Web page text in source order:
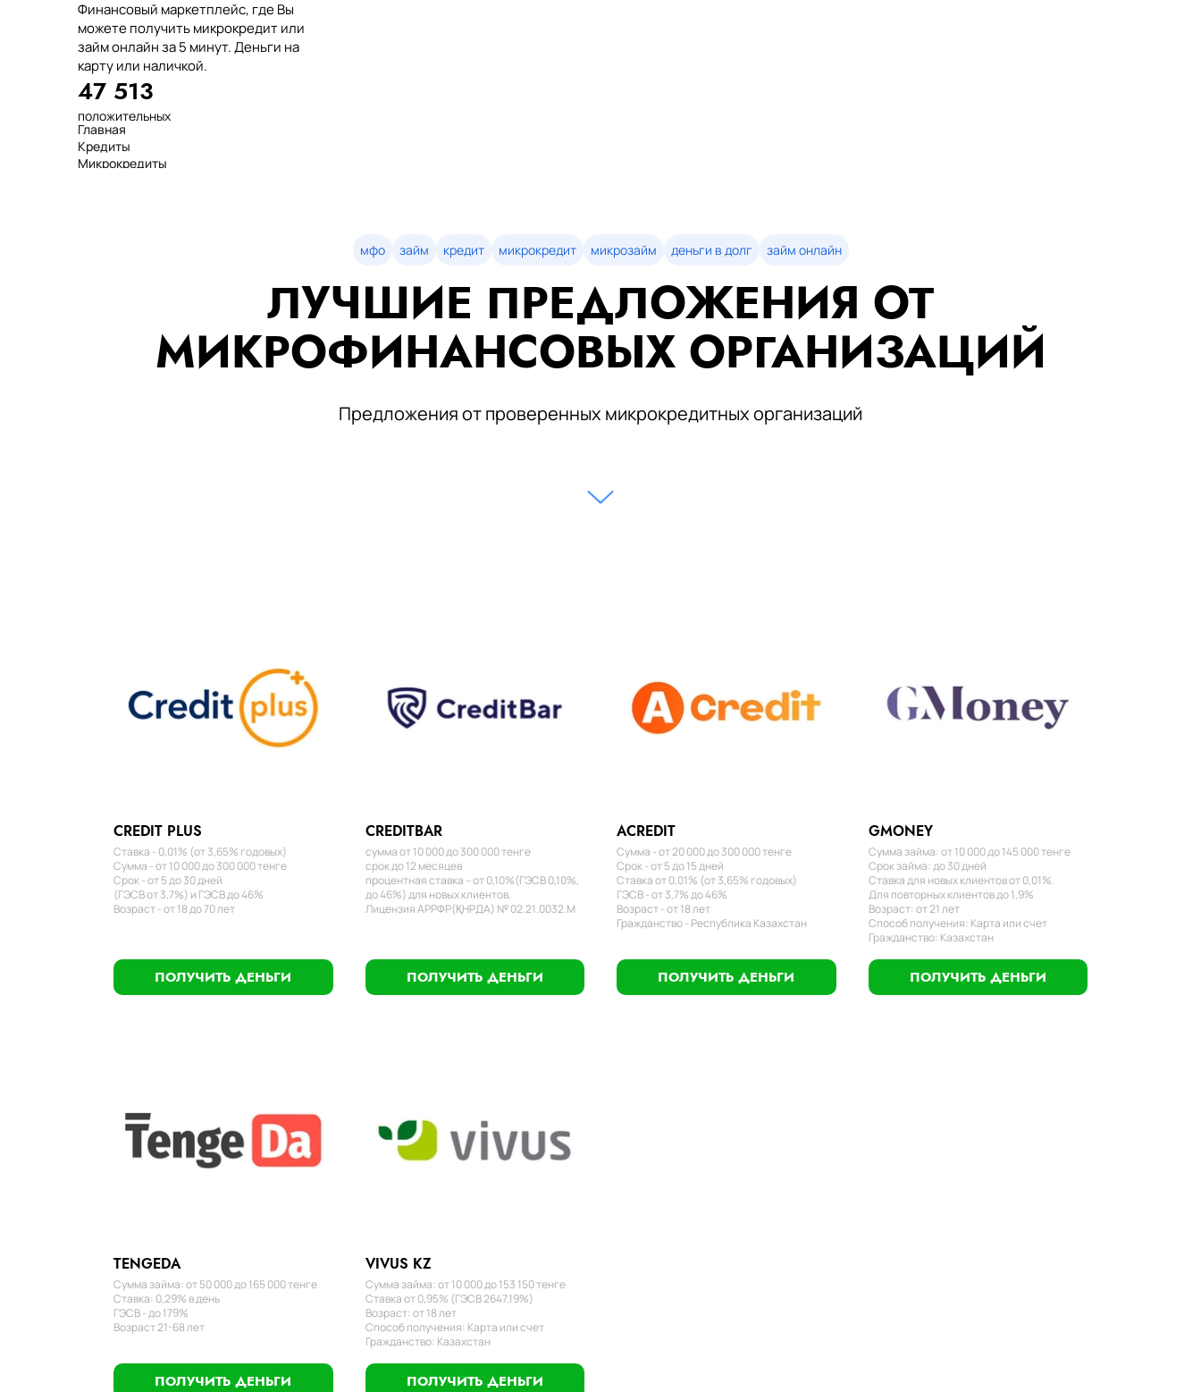
Финансовый маркетплейс, где Вы
можете получить микрокредит или
займ онлайн за 5 минут. Деньги на
карту или наличкой.
47 513
положительных
отзывов
тенге выдано
нашим клиентам
7 минут
Главная
Кредиты
Микрокредиты
мфо займ кредит микрокредит микрозайм деньги в долг займ онлайн
ЛУЧШИЕ ПРЕДЛОЖЕНИЯ ОТ
МИКРОФИНАНСОВЫХ ОРГАНИЗАЦИЙ
Предложения от проверенных микрокредитных организаций
CREDIT PLUS
Ставка - 0,01% (от 3,65% годовых)
Сумма - от 10 000 до 300 000 тенге
Срок - от 5 до 30 дней
(ГЭСВ от 3,7%) и ГЭСВ до 46%
Возраст - от 18 до 70 лет
ПОЛУЧИТЬ ДЕНЬГИ
CREDITBAR
сумма от 10 000 до 300 000 тенге
срок до 12 месяцев
процентная ставка – от 0,10%(ГЭСВ 0,10%,
до 46%) для новых клиентов.
Лицензия АРРФР(ҚНРДА) № 02.21.0032.М
ПОЛУЧИТЬ ДЕНЬГИ
ACREDIT
Сумма - от 20 000 до 300 000 тенге
Срок - от 5 до 15 дней
Ставка от 0,01% (от 3,65% годовых)
ГЭСВ - от 3,7% до 46%
Возраст - от 18 лет
Гражданство - Республика Казахстан
ПОЛУЧИТЬ ДЕНЬГИ
GMONEY
Сумма займа: от 10 000 до 145 000 тенге
Срок займа: до 30 дней
Ставка для новых клиентов от 0,01%.
Для повторных клиентов до 1,9%
Возраст: от 21 лет
Способ получения: Карта или счет
Гражданство: Казахстан
ПОЛУЧИТЬ ДЕНЬГИ
TENGEDA
Сумма займа: от 50 000 до 165 000 тенге
Ставка: 0,29% в день
ГЭСВ - до 179%
Возраст 21-68 лет
ПОЛУЧИТЬ ДЕНЬГИ
VIVUS KZ
Сумма займа: от 10 000 до 153 150 тенге
Ставка от 0,95% (ГЭСВ 2647.19%)
Возраст: от 18 лет
Способ получения: Карта или счет
Гражданство: Казахстан
ПОЛУЧИТЬ ДЕНЬГИ